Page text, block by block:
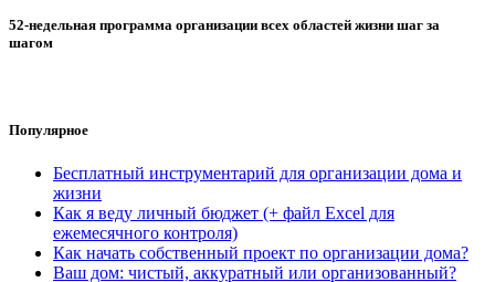
52-недельная программа организации всех областей жизни шаг за
шагом
Популярное
Бесплатный инструментарий для организации дома и
жизни
Как я веду личный бюджет (+ файл Excel для
ежемесячного контроля)
Как начать собственный проект по организации дома?
Ваш дом: чистый, аккуратный или организованный?